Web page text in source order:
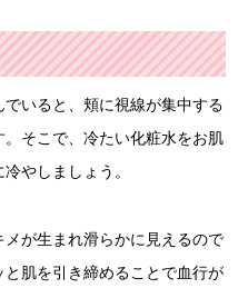
いると、頬に視線が集中する
そこで、冷たい化粧水をお肌
やしましょう。
が生まれ滑らかに見えるので
肌を引き締めることで血行が